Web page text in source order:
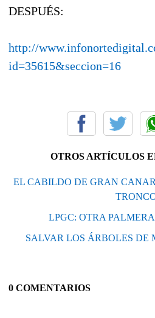
DESPUÉS:
http://
id=35615&seccion=16
OTROS ARTÍCULOS
EL CABILDO DE GRAN
LPGC: OTRA
SALVAR LOS ÁRBOLES DE
0 COMENTARIOS